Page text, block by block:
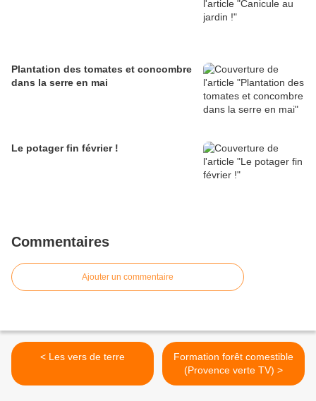
Plantation des tomates et concombre
dans la serre en mai
Le potager fin février !
Commentaires
Ajouter un commentaire
< Les vers de terre
Formation forêt comestible
(Provence verte TV) >